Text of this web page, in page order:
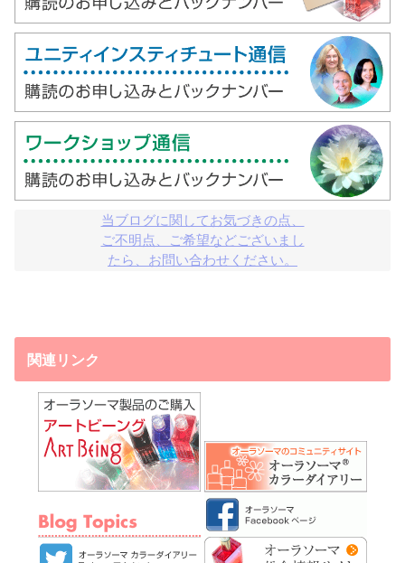
当ブログに関してお気づきの点、
ご不明点、ご希望などございまし
たら、お問い合わせください。
関連リンク